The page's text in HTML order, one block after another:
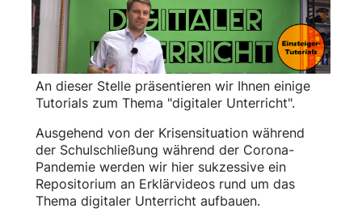
An dieser Stelle präsentieren wir Ihnen einige
Tutorials zum Thema "digitaler Unterricht".
Ausgehend von der Krisensituation während
der Schulschließung während der Corona-
Pandemie werden wir hier sukzessive ein
Repositorium an Erklärvideos rund um das
Thema digitaler Unterricht aufbauen.